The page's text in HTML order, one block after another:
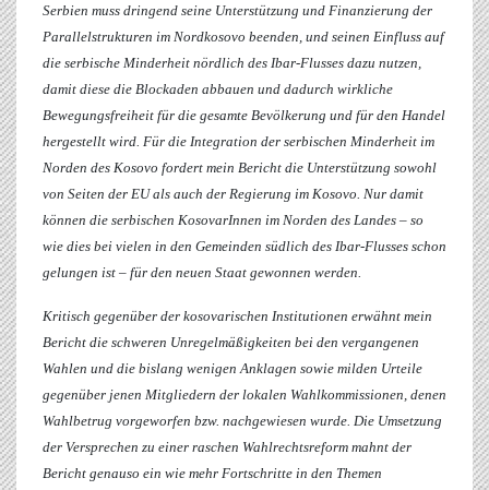
Serbien muss dringend seine Unterstützung und Finanzierung der
Parallelstrukturen im Nordkosovo beenden, und seinen Einfluss auf
die serbische Minderheit nördlich des Ibar-Flusses dazu nutzen,
damit diese die Blockaden abbauen und dadurch wirkliche
Bewegungsfreiheit für die gesamte Bevölkerung und für den Handel
hergestellt wird. Für die Integration der serbischen Minderheit im
Norden des Kosovo fordert mein Bericht die Unterstützung sowohl
von Seiten der EU als auch der Regierung im Kosovo. Nur damit
können die serbischen KosovarInnen im Norden des Landes – so
wie dies bei vielen in den Gemeinden südlich des Ibar-Flusses schon
gelungen ist – für den neuen Staat gewonnen werden.
Kritisch gegenüber der kosovarischen Institutionen erwähnt mein
Bericht die schweren Unregelmäßigkeiten bei den vergangenen
Wahlen und die bislang wenigen Anklagen sowie milden Urteile
gegenüber jenen Mitgliedern der lokalen Wahlkommissionen, denen
Wahlbetrug vorgeworfen bzw. nachgewiesen wurde. Die Umsetzung
der Versprechen zu einer raschen Wahlrechtsreform mahnt der
Bericht genauso ein wie mehr Fortschritte in den Themen